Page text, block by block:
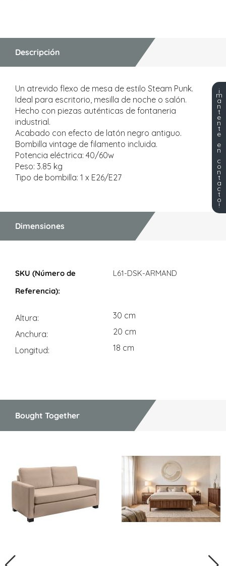
Descripción
Un atrevido flexo de mesa de estilo Steam Punk.
Ideal para escritorio, mesilla de noche o salón.
Hecho con piezas auténticas de fontaneria
industrial.
Acabado con efecto de latón negro antiguo.
Bombilla vintage de filamento incluida.
Potencia eléctrica: 40/60w
Peso: 3.85 kg
Tipo de bombilla: 1 x E26/E27
Dimensiones
L61-DSK-ARMAND
Altura
30 cm
Anchura
20 cm
Longitud
18 cm
Bought Together
¡
m
a
n
t
e
n
t
e
e
n
c
o
n
t
a
c
t
o
!